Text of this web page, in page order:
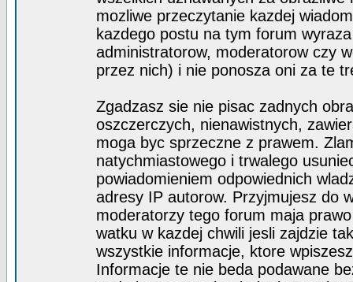
mozliwe przeczytanie kazdej
kazdego postu na tym forum
administratorow, moderatorow czy
przez nich) i nie ponosza oni za te
Zgadzasz sie nie pisac zadnych
oszczerczych, nienawistnych,
moga byc sprzeczne z prawem.
natychmiastowego i trwalego
powiadomieniem odpowiednich
adresy IP autorow. Przyjmujesz do
moderatorzy tego forum maja
watku w kazdej chwili jesli zajdzie
wszystkie informacje, ktore
Informacje te nie beda podawane